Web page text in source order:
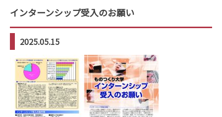
インターンシップ受入のお願い
2025.05.15